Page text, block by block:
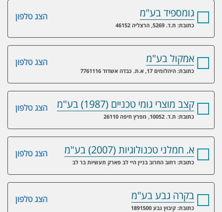
הצג טלפון גומספיד בע"מ
כתובת: ת.ד. 5269, הרצליה 46152
הצג טלפון אמקול בע"מ
כתובת: היהלומים 17, א.ת. כבדה אשדוד 7761116
הצג טלפון קצב מוצרי גומי טכניים (1987) בע"מ
כתובת: ת.ד. 10052, מפרץ חיפה 26110
הצג טלפון א. חמלני טכנולוגיות (2007) בע"מ
כתובת: רחוב החרוב בניין היי לב פארק תעשיות בר לב
הצג טלפון בקרה גבע בע"מ
כתובת: קיבוץ גבע 1891500